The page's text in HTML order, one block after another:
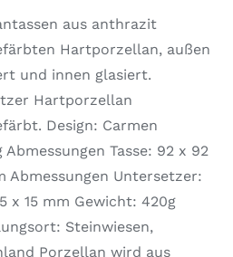
aus anthrazit
Hartporzellan, außen
und innen glasiert.
Hartporzellan
Design: Carmen
Abmessungen Tasse: 92 x 92
Abmessungen Untersetzer:
x 15 mm Gewicht: 420g
Steinwiesen,
Porzellan wird aus